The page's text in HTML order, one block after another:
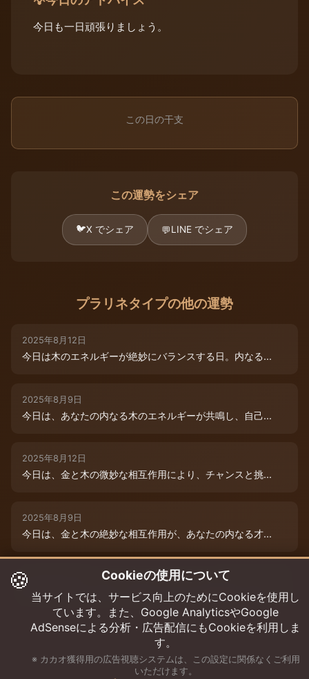
今日も一日頑張りましょう。
この日の干支
この運勢をシェア
🐦X でシェア 💬LINE でシェア
プラリネタイプの他の運勢
2025年8月12日
今日は木のエネルギーが絶妙にバランスする日。内なる...
2025年8月9日
今日は、あなたの内なる木のエネルギーが共鳴し、自己...
2025年8月12日
今日は、金と木の微妙な相互作用により、チャンスと挑...
2025年8月9日
今日は、金と木の絶妙な相互作用が、あなたの内なる才...
2025年8月12日
木と木が出会う今日は、成長エネルギーが絶好調！まる...
🍪 Cookieの使用について
当サイトでは、サービス向上のためにCookieを使用し
ています。また、Google AnalyticsやGoogle
AdSenseによる分析・広告配信にもCookieを利用しま
す。
※ カカオ獲得用の広告視聴システムは、この設定に関係なくご利用
いただけます。